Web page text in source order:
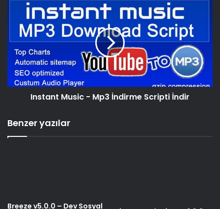
Instant Music - Mp3 İndirme Scripti İndir
Benzer yazılar
Breeze v5.0.0 – Dev Sosyal